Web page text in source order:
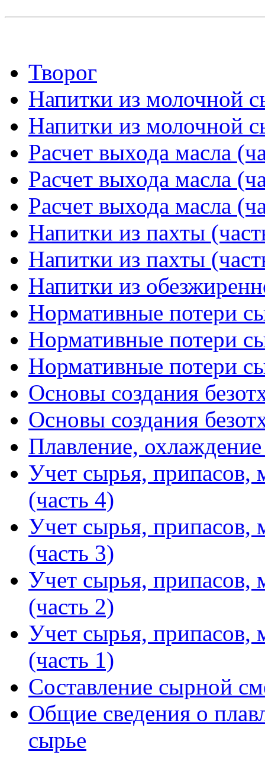
Творог
Напитки из молочной
Напитки из молочной
Расчет выхода масла
Расчет выхода масла
Расчет выхода масла
Напитки из пахты
Напитки из пахты
Напитки из
Нормативные потери
Нормативные потери
Нормативные потери
Основы создания
Основы создания
Плавление,
Учет сырья, припасов,
(часть 4)
Учет сырья, припасов,
(часть 3)
Учет сырья, припасов,
(часть 2)
Учет сырья, припасов,
(часть 1)
Составление сырной
Общие сведения о
сырье